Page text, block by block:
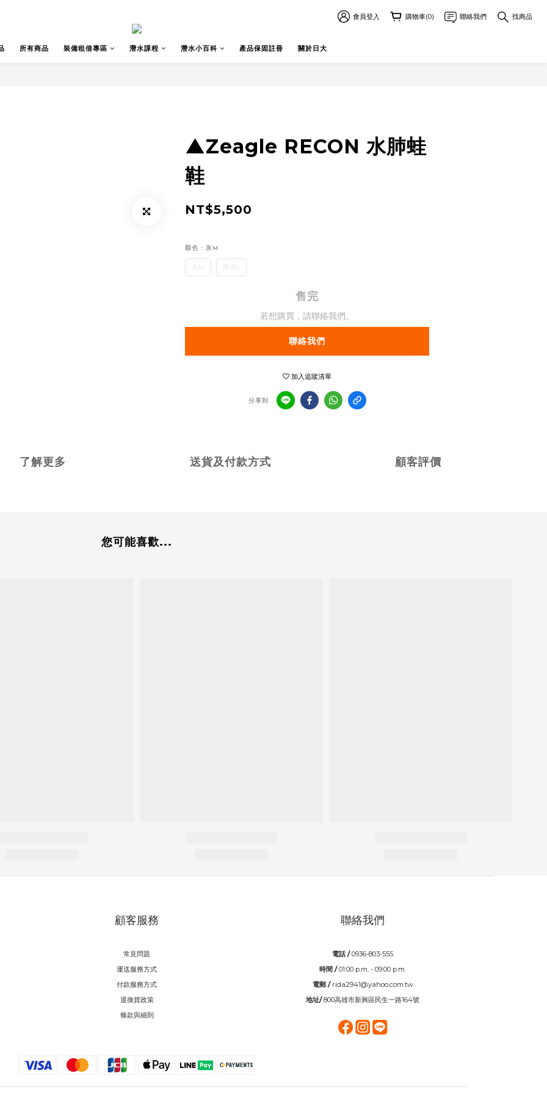
會員登入 購物車(0) 聯絡我們 找商品
所有商品 裝備租借專區 潛水課程 潛水小百科 產品保固註冊 關於日大
▲Zeagle RECON 水肺蛙
鞋
NT$5,500
顏色 : 灰M
灰M 黑色L
售完
若想購買，請聯絡我們。
聯絡我們
加入追蹤清單
分享到
了解更多 送貨及付款方式 顧客評價
您可能喜歡...
顧客服務
常見問題
運送服務方式
付款服務方式
退換貨政策
條款與細則
聯絡我們
電話 /0936-803-555
時間 /01:00 p.m. - 09:00 p.m.
電郵 / rida2941@yahoo.com.tw
地址/800高雄市新興區民生一路164號